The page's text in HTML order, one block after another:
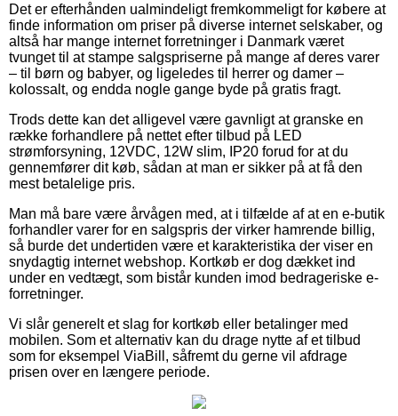
Det er efterhånden ualmindeligt fremkommeligt for købere at
finde information om priser på diverse internet selskaber, og
altså har mange internet forretninger i Danmark været
tvunget til at stampe salgspriserne på mange af deres varer
– til børn og babyer, og ligeledes til herrer og damer –
kolossalt, og endda nogle gange byde på gratis fragt.
Trods dette kan det alligevel være gavnligt at granske en
række forhandlere på nettet efter tilbud på LED
strømforsyning, 12VDC, 12W slim, IP20 forud for at du
gennemfører dit køb, sådan at man er sikker på at få den
mest betalelige pris.
Man må bare være årvågen med, at i tilfælde af at en e-butik
forhandler varer for en salgspris der virker hamrende billig,
så burde det undertiden være et karakteristika der viser en
snydagtig internet webshop. Kortkøb er dog dækket ind
under en vedtægt, som bistår kunden imod bedrageriske e-
forretninger.
Vi slår generelt et slag for kortkøb eller betalinger med
mobilen. Som et alternativ kan du drage nytte af et tilbud
som for eksempel ViaBill, såfremt du gerne vil afdrage
prisen over en længere periode.